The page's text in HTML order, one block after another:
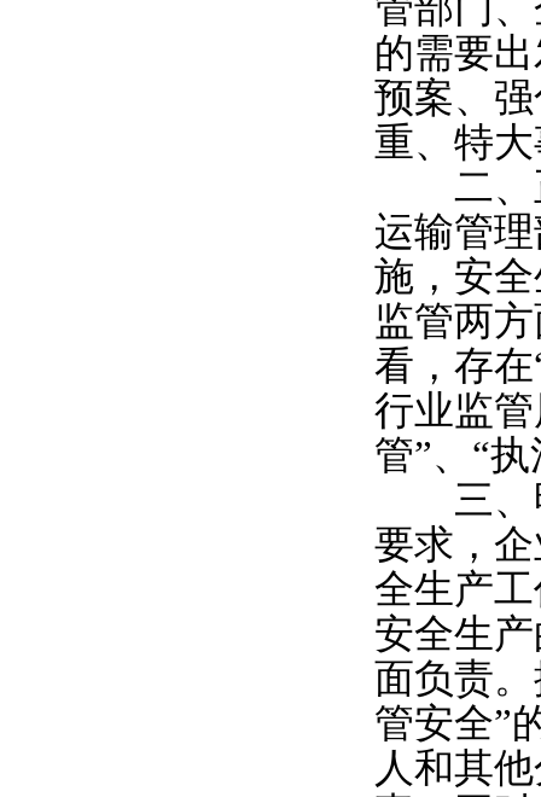
的需要
预案、
重、特
二、正
运输管
施，安
监管两
看，存在
行业监
管”、“
三、明
要求，
全生产
安全生
面负责
管安全”
人和其